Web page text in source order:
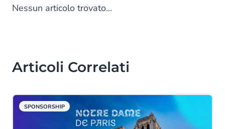
Nessun articolo trovato...
Articoli Correlati
SPONSORSHIP